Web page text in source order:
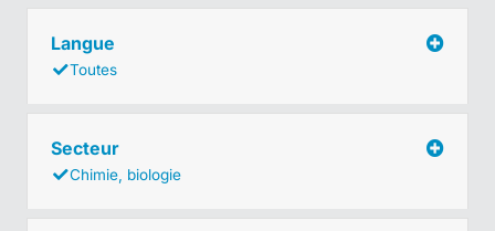
Langue
Toutes
Secteur
Chimie, biologie